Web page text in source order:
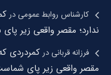
کارشناس روابط عمومیدر
ندارد؛ مقصر واقعی زیر
فرزانه قربانیدر کمردردی
مقصر واقعی زیر پای